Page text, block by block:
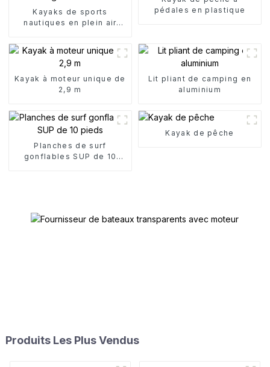
Kayaks de sports
nautiques en plein air
pédales en plastique
Kayak à moteur unique de
2,9 m
Lit pliant de camping en
aluminium
Planches de surf
gonflables SUP de 10
Kayak de pêche
Produits Les Plus Vendus